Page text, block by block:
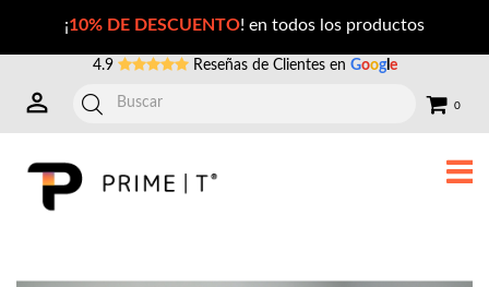
¡10% DE DESCUENTO! en todos los productos
4.9 Reseñas de Clientes en Google
0